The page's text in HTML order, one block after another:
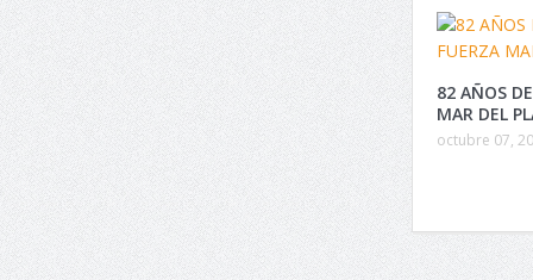
82 AÑOS
MAR DEL
octubre 07,